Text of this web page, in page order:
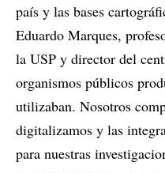
país y las bases
Eduardo Marques,
la USP y director del
organismos públicos
utilizaban. Nosotros
digitalizamos y las
para nuestras